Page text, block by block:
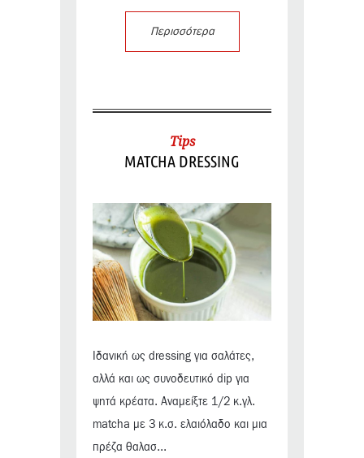
Περισσότερα
Tips
MATCHA DRESSING
Ιδανική ως dressing για σαλάτες,
αλλά και ως συνοδευτικό dip για
ψητά κρέατα. Αναμείξτε 1/2 κ.γλ.
matcha με 3 κ.σ. ελαιόλαδο και μια
πρέζα θαλασ...